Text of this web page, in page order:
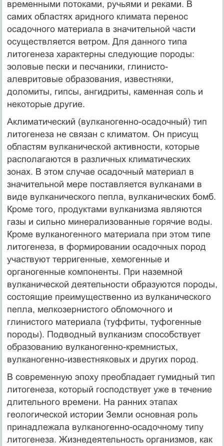
временными потоками, ручьями и реками. В
самих областях аридного климата перенос
осадочного материала в значительной части
осуществляется ветром. Для данного типа
литогенеза характерны следующие породы:
эоловые пески и песчаники, глинисто-
алевритовые образования, известняки,
доломиты, гипсы, ангидриты, каменная соль и
некоторые другие.
Аклиматический (вулканогенно-осадочный) тип
литогенеза не связан с климатом. Он присущ
областям вулканической активности, которые
располагаются в различных климатических
зонах. В этом случае осадочный материал в
значительной мере поставляется вулканами в
виде вулканического пепла, вулканических бомб.
Кроме того, продуктами вулканизма являются
газы и сильно минерализованные горячие воды.
Кроме вулканогенного материала при этом типе
литогенеза, в формировании осадочных пород
участвуют терригенные, хемогенные и
органогенные компоненты. При наземной
вулканической деятельности образуются породы,
состоящие преимущественно из вулканического
пепла, мелкозернистого обломочного и
глинистого материала (туффиты, туфогенные
породы). Подводный вулканизм способствует
образованию вулканогенно-кремнистых,
вулканогенно-известняковых и других пород.
В современную эпоху преобладает гумидный тип
литогенеза, который господствует уже в течение
длительного времени. На ранних этапах
геологической истории Земли основная роль
принадлежала вулканогенно-осадочному типу
литогенеза. Жизнедеятельность организмов, как